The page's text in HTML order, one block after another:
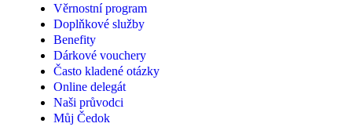
Věrnostní program
Doplňkové služby
Benefity
Dárkové vouchery
Často kladené otázky
Online delegát
Naši průvodci
Můj Čedok